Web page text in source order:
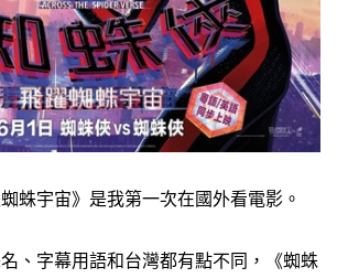
蛛宇宙》是我第一次在國外看電影。
、字幕用語和台灣都有點不同，《蜘蛛